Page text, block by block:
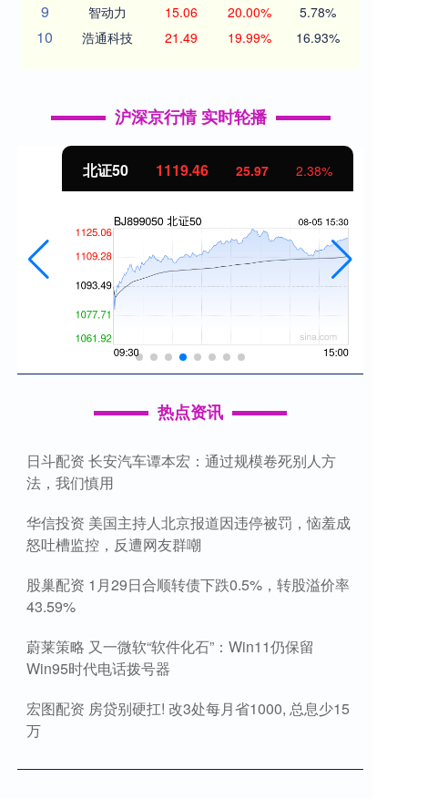
9 智动力 15.06 20.00% 5.78%
10 浩通科技 21.49 19.99% 16.93%
沪深京行情 实时轮播
北证50 1119.46 25.97 2.38%
热点资讯
日斗配资 长安汽车谭本宏：通过规模卷死别人方
法，我们慎用
华信投资 美国主持人北京报道因违停被罚，恼羞成
怒吐槽监控，反遭网友群嘲
股巢配资 1月29日合顺转债下跌0.5%，转股溢价率
43.59%
蔚莱策略 又一微软“软件化石”：Win11仍保留
Win95时代电话拨号器
宏图配资 房贷别硬扛! 改3处每月省1000, 总息少15
万